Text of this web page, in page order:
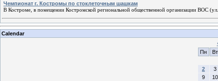
Чемпионат г. Костромы по стоклеточным шашкам
В Костроме, в помещении Костромской региональной общественной организации ВОС
Calendar
Пн
Вт
2
3
9
10